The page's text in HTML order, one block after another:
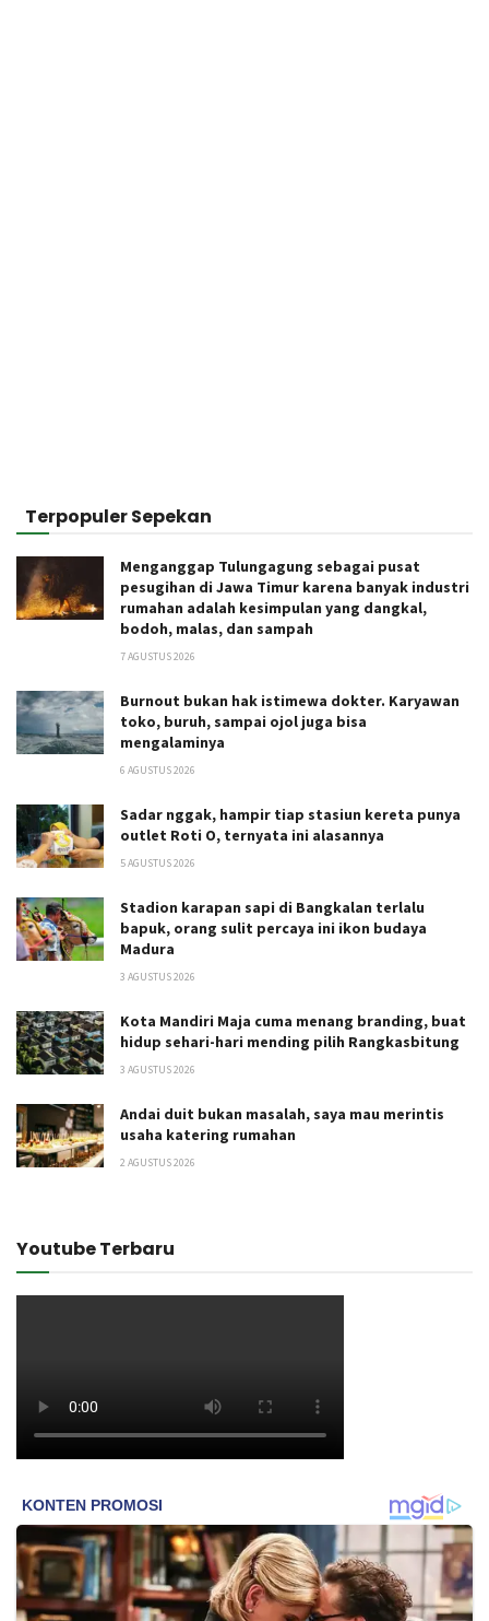
Terpopuler Sepekan
Menganggap Tulungagung sebagai pusat
pesugihan di Jawa Timur karena banyak industri
rumahan adalah kesimpulan yang dangkal,
bodoh, malas, dan sampah
7 AGUSTUS 2026
Burnout bukan hak istimewa dokter. Karyawan
toko, buruh, sampai ojol juga bisa
mengalaminya
6 AGUSTUS 2026
Sadar nggak, hampir tiap stasiun kereta punya
outlet Roti O, ternyata ini alasannya
5 AGUSTUS 2026
Stadion karapan sapi di Bangkalan terlalu
bapuk, orang sulit percaya ini ikon budaya
Madura
3 AGUSTUS 2026
Kota Mandiri Maja cuma menang branding, buat
hidup sehari-hari mending pilih Rangkasbitung
3 AGUSTUS 2026
Andai duit bukan masalah, saya mau merintis
usaha katering rumahan
2 AGUSTUS 2026
Youtube Terbaru